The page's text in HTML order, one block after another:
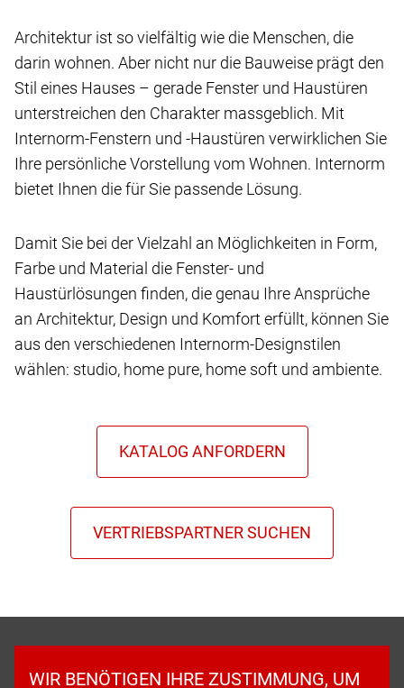
Architektur ist so vielfältig wie die Menschen, die
darin wohnen. Aber nicht nur die Bauweise prägt den
Stil eines Hauses – gerade Fenster und Haustüren
unterstreichen den Charakter massgeblich. Mit
Internorm-Fenstern und -Haustüren verwirklichen Sie
Ihre persönliche Vorstellung vom Wohnen. Internorm
bietet Ihnen die für Sie passende Lösung.
Damit Sie bei der Vielzahl an Möglichkeiten in Form,
Farbe und Material die Fenster- und
Haustürlösungen finden, die genau Ihre Ansprüche
an Architektur, Design und Komfort erfüllt, können Sie
aus den verschiedenen Internorm-Designstilen
wählen: studio, home pure, home soft und ambiente.
WIR BENÖTIGEN IHRE ZUSTIMMUNG, UM